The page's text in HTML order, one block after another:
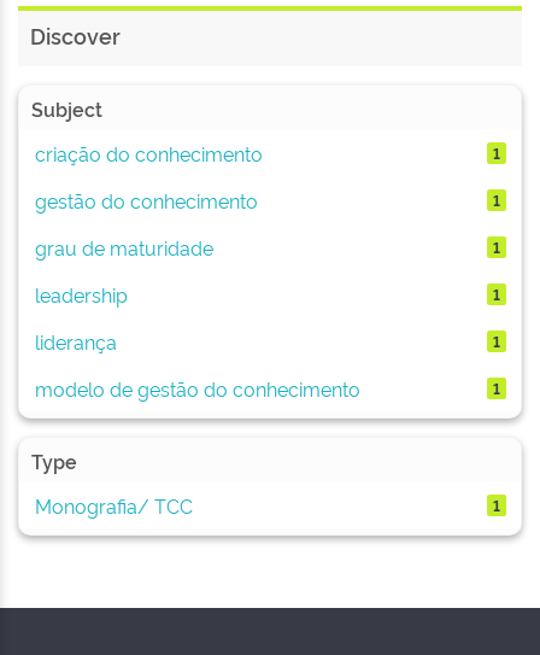
Discover
Subject
criação do conhecimento
1
gestão do conhecimento 1
grau de maturidade 1
leadership 1
liderança 1
modelo de gestão do conhecimento 1
Type
Monografia/ TCC
1